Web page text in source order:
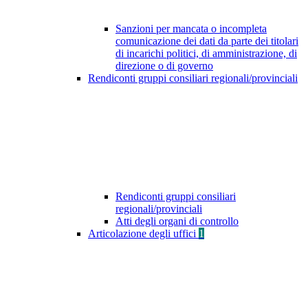
Sanzioni per mancata o incompleta
comunicazione dei dati da parte dei titolari
di incarichi politici, di amministrazione, di
direzione o di governo
Rendiconti gruppi consiliari regionali/provinciali
Rendiconti gruppi consiliari
regionali/provinciali
Atti degli organi di controllo
Articolazione degli uffici 1